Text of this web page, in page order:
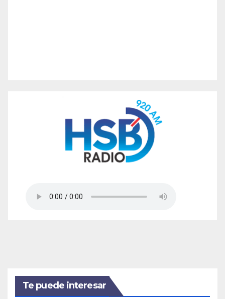
Te puede interesar